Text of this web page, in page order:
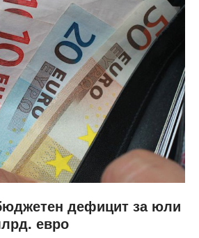
дефицит за юли
евро